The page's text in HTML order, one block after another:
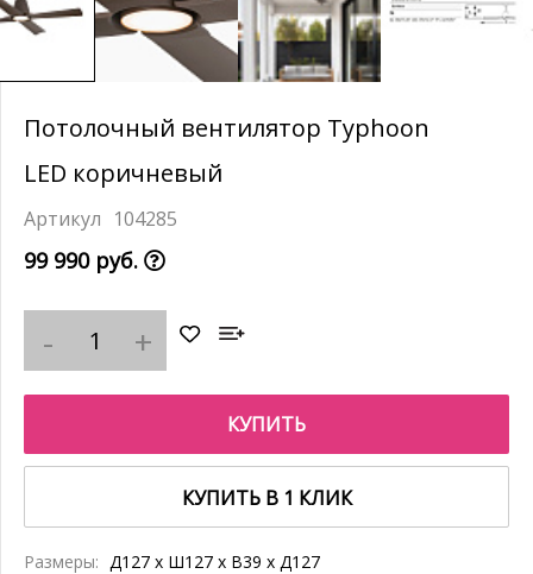
Потолочный вентилятор Typhoon
LED коричневый
104285
99 990 руб.
КУПИТЬ
КУПИТЬ В 1 КЛИК
Размеры: Д127 x Ш127 x В39 x Д127